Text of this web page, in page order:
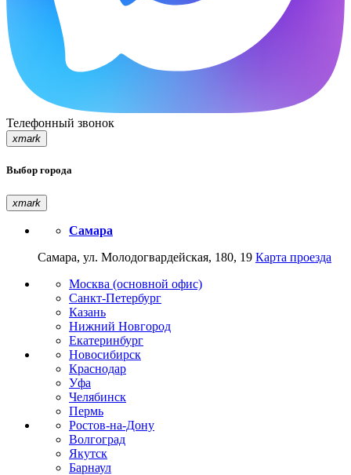
Телефонный звонок
xmark
Выбор города
xmark
Самара
Самара, ул. Молодогвардейская, 180, 19 Карта проезда
Москва (основной офис)
Санкт-Петербург
Казань
Нижний Новгород
Екатеринбург
Новосибирск
Краснодар
Уфа
Челябинск
Пермь
Ростов-на-Дону
Волгоград
Якутск
Барнаул